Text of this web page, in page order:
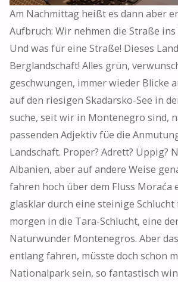
Am Nachmittag heißt es dann aber
Aufbruch: Wir nehmen die Straße
Und was für eine Straße! Dieses
Berglandschaft! Alles grün,
geschwungen, immer wieder Blicke
auf den riesigen Skadarsko-See in
suche, seit wir in Montenegro sind,
passenden Adjektiv füe die
Landschaft. Proper? Adrett? Üppig?
Albanien, aber auf andere Weise
fahren hoch über dem Fluss Moraća
glasklar durch eine steinige
morgen in die Tara-Schlucht, eine
Naturwunder Montenegros. Aber
entlang fahren, müsste doch schon
Nationalpark sein, so fantastisch